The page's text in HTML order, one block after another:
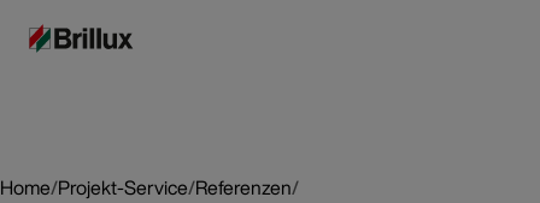
Home/Projekt-Service/Referenzen/